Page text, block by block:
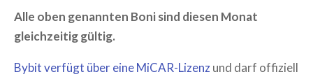
Alle oben genannten Boni sind diesen Monat
gleichzeitig gültig.
Bybit verfügt über eine MiCAR-Lizenzund darf offiziell